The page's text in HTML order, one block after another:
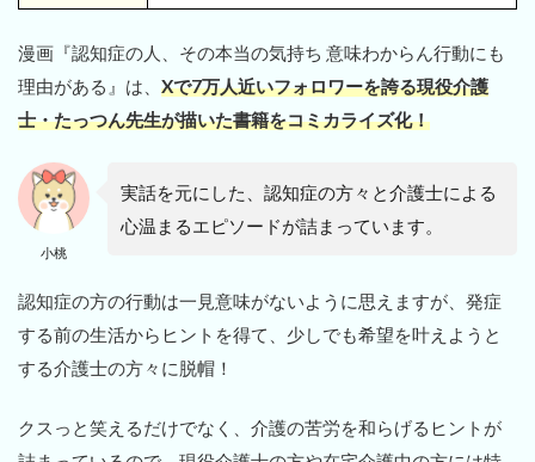
漫画『認知症の人、その本当の気持ち 意味わからん行動にも
理由がある』は、 Xで7万人近いフォロワーを誇る現役介護
士・たっつん先生が描いた書籍をコミカライズ化！
小桃
実話を元にした、認知症の方々と介護士による
心温まるエピソードが詰まっています。
認知症の方の行動は一見意味がないように思えますが、発症
する前の生活からヒントを得て、少しでも希望を叶えようと
する介護士の方々に脱帽！
クスっと笑えるだけでなく、介護の苦労を和らげるヒントが